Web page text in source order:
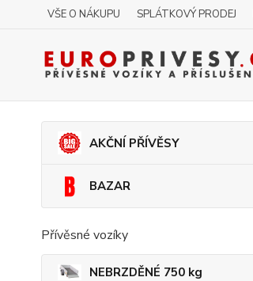
VŠE O NÁKUPU SPLÁTKOVÝ PRODEJ
AKČNÍ PŘÍVĚSY
BAZAR
Přívěsné vozíky
NEBRZDĚNÉ 750 kg